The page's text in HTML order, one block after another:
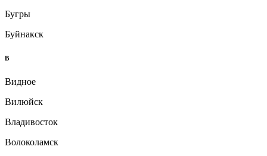
Бугры
Буйнакск
В
Видное
Вилюйск
Владивосток
Волоколамск